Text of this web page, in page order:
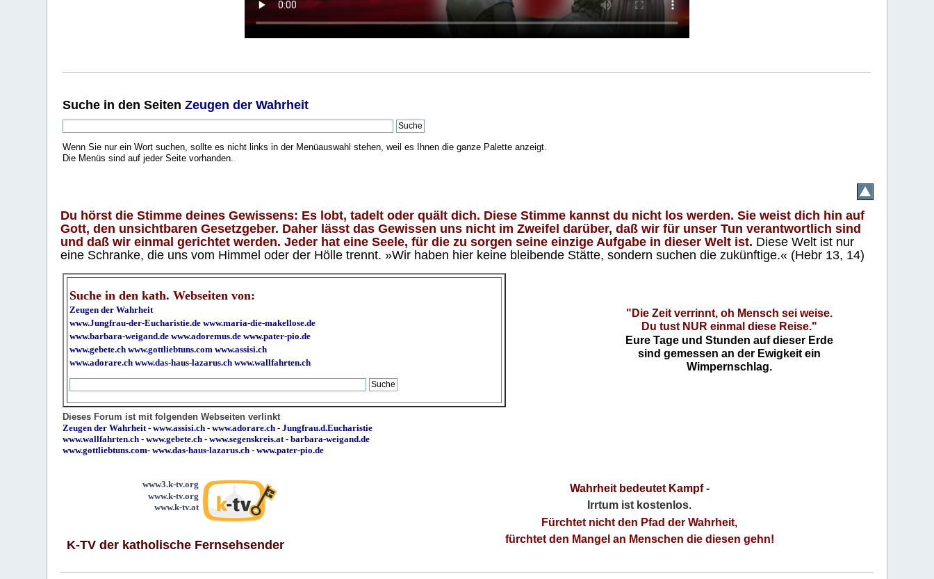
Suche in den SeitenZeugen der Wahrheit
Wenn Sie nur ein Wort suchen, sollte es nicht links in der Menüauswahl stehen, weil es Ihnen die ganze Palette anzeigt.
Die Menüs sind auf jeder Seite vorhanden.
Du hörst die Stimme deines Gewissens: Es lobt, tadelt oder quält dich. Diese Stimme kannst du nicht los werden. Sie weist dich hin auf
Gott, den unsichtbaren Gesetzgeber. Daher lässt das Gewissen uns nicht im Zweifel darüber, daß wir für unser Tun verantwortlich sind
und daß wir einmal gerichtet werden. Jeder hat eine Seele, für die zu sorgen seine einzige Aufgabe in dieser Welt ist. Diese Welt ist nur
eine Schranke, die uns vom Himmel oder der Hölle trennt. »Wir haben hier keine bleibende Stätte, sondern suchen die zukünftige.« (Hebr 13, 14)
Suche in den kath. Webseiten von:
Zeugen der Wahrheit
www.Jungfrau-der-Eucharistie.de www.maria-die-makellose.de
www.barbara-weigand.de www.adoremus.de www.pater-pio.de
www.gebete.ch www.gottliebtuns.com www.assisi.ch
www.adorare.ch www.das-haus-lazarus.ch www.wallfahrten.ch
"Die Zeit verrinnt, oh Mensch sei weise.
Du tust NUR einmal diese Reise."
Eure Tage und Stunden auf dieser Erde
sind gemessen an der Ewigkeit ein
Wimpernschlag.
Dieses Forum ist mit folgenden Webseiten verlinkt
Zeugen der Wahrheit -www.assisi.ch -www.adorare.ch -Jungfrau.d.Eucharistie
www.wallfahrten.ch -www.gebete.ch -www.segenskreis.at -barbara-weigand.de
www.gottliebtuns.com-www.das-haus-lazarus.ch - www.pater-pio.de
www3.k-tv.org
www.k-tv.org
www.k-tv.at
K-TV der katholische Fernsehsender
Wahrheit bedeutet Kampf-
Irrtum ist kostenlos.
Fürchtet nicht den Pfad der Wahrheit,
fürchtet den Mangel an Menschen die diesen gehn!